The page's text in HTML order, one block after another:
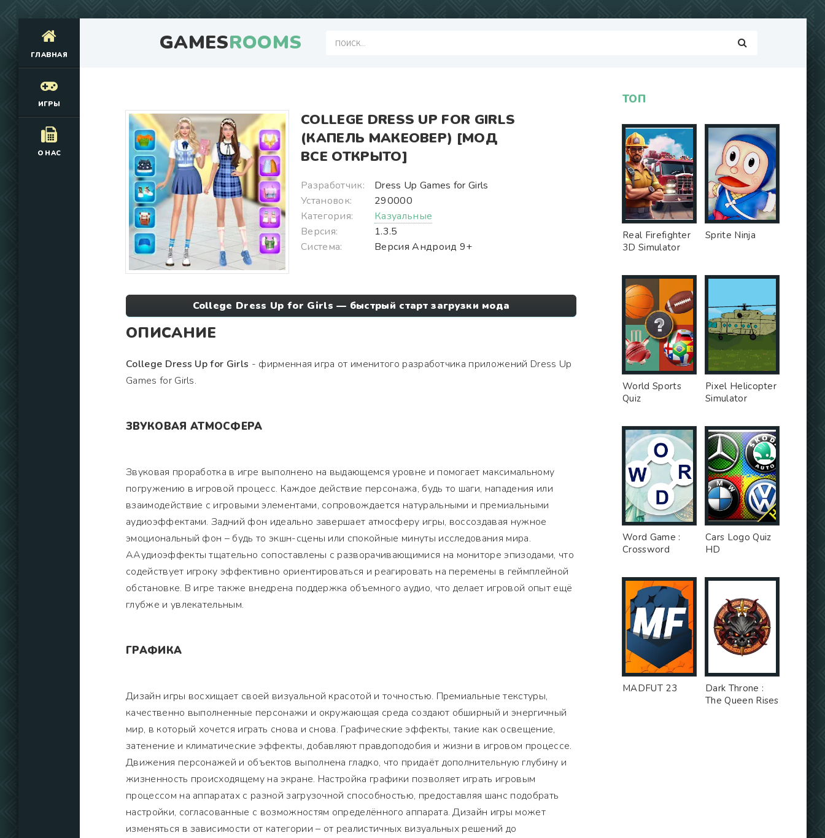
GAMESROOMS
ГЛАВНАЯ
ИГРЫ
О НАС
COLLEGE DRESS UP FOR GIRLS
(КАПЕЛЬ МАКЕОВЕР) [МОД
ВСЕ ОТКРЫТО]
Разработчик:
Dress Up Games for Girls
Установок:
290000
Категория:
Казуальные
Версия:
1.3.5
Система:
Версия Андроид 9+
College Dress Up for Girls — быстрый старт загрузки мода
ОПИСАНИЕ
College Dress Up for Girls - фирменная игра от именитого разработчика приложений Dress Up
Games for Girls.
ЗВУКОВАЯ АТМОСФЕРА
Звуковая проработка в игре выполнено на выдающемся уровне и помогает максимальному
погружению в игровой процесс. Каждое действие персонажа, будь то шаги, нападения или
взаимодействие с игровыми элементами, сопровождается натуральными и премиальными
аудиоэффектами. Задний фон идеально завершает атмосферу игры, воссоздавая нужное
эмоциональный фон – будь то экшн-сцены или спокойные минуты исследования мира.
ААудиоэффекты тщательно сопоставлены с разворачивающимися на мониторе эпизодами, что
содействует игроку эффективно ориентироваться и реагировать на перемены в геймплейной
обстановке. В игре также внедрена поддержка объемного аудио, что делает игровой опыт ещё
глубже и увлекательным.
ГРАФИКА
Дизайн игры восхищает своей визуальной красотой и точностью. Премиальные текстуры,
качественно выполненные персонажи и окружающая среда создают обширный и энергичный
мир, в который хочется играть снова и снова. Графические эффекты, такие как освещение,
затенение и климатические эффекты, добавляют правдоподобия и жизни в игровом процессе.
Движения персонажей и объектов выполнена гладко, что придаёт дополнительную глубину и
жизненность происходящему на экране. Настройка графики позволяет играть игровым
процессом на аппаратах с разной загрузочной способностью, предоставляя шанс подобрать
настройки, согласованные с возможностям определённого аппарата. Дизайн игры может
изменяться в зависимости от категории – от реалистичных визуальных решений до
ТОП
Real Firefighter
3D Simulator
Sprite Ninja
World Sports
Quiz
Pixel Helicopter
Simulator
Word Game :
Crossword
Cars Logo Quiz
HD
MADFUT 23
Dark Throne :
The Queen Rises